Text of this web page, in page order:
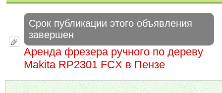
Срок публикации этого объявления
завершен
Аренда фрезера ручного по дереву
Makita RP2301 FCX в Пензе